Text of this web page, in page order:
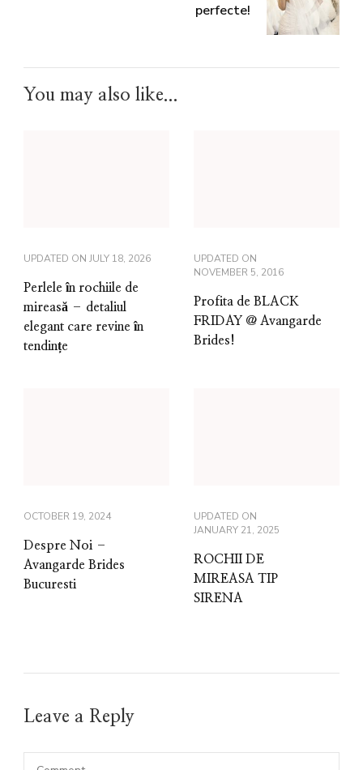
perfecte!
You may also like...
UPDATED ON JULY 18, 2026
Perlele în rochiile de
mireasă – detaliul
elegant care revine în
tendințe
UPDATED ON
NOVEMBER 5, 2016
Profita de BLACK
FRIDAY @ Avangarde
Brides!
OCTOBER 19, 2024
Despre Noi –
Avangarde Brides
Bucuresti
UPDATED ON
JANUARY 21, 2025
ROCHII DE
MIREASA TIP
SIRENA
Leave a Reply